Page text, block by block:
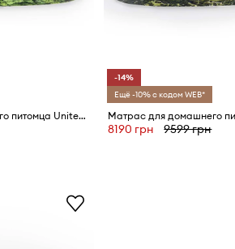
Матрас для домашнего питомца United Pets Les Alpes x Seletti
-14%
Ещё -10% с кодом WEB*
8190 грн 9599 грн